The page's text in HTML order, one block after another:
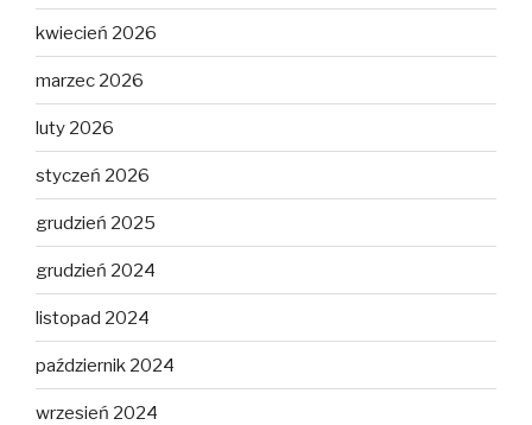
kwiecień 2026
marzec 2026
luty 2026
styczeń 2026
grudzień 2025
grudzień 2024
listopad 2024
październik 2024
wrzesień 2024